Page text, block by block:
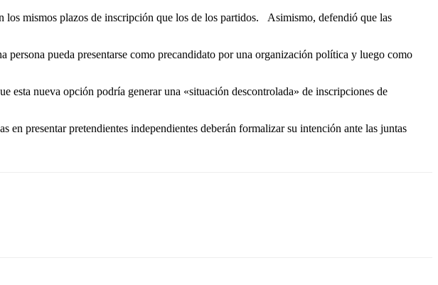
mismos plazos de inscripción que los de los partidos. Asimismo, defendió que las
pueda presentarse como precandidato por una organización política y luego como
nueva opción podría generar una «situación descontrolada» de inscripciones de
presentar pretendientes independientes deberán formalizar su intención ante las juntas